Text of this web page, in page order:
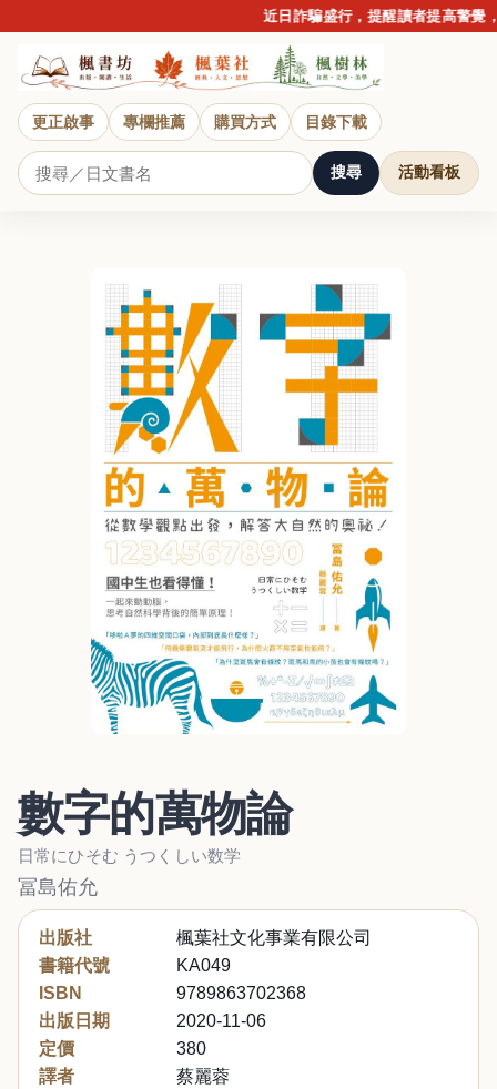
近日詐騙盛行，提醒讀者提高警覺，
更正啟事 專欄推薦 購買方式 目錄下載
搜尋 活動看板
數字的萬物論
日常にひそむ うつくしい数学
冨島佑允
出版社
楓葉社文化事業有限公司
書籍代號
KA049
ISBN
9789863702368
出版日期
2020-11-06
定價
380
譯者
蔡麗蓉